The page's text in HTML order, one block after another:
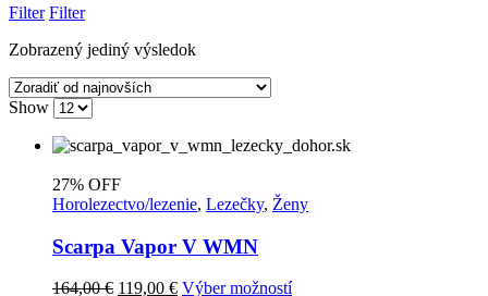
Filter Filter
Zobrazený jediný výsledok
Show
27% OFF
Horolezectvo/lezenie, Lezečky, Ženy
Scarpa Vapor V WMN
164,00€ Pôvodná
119,00 €Aktuálna
Výber možnostíTento